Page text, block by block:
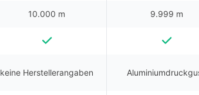
10.000 m 9.999 m
keine Herstellerangaben